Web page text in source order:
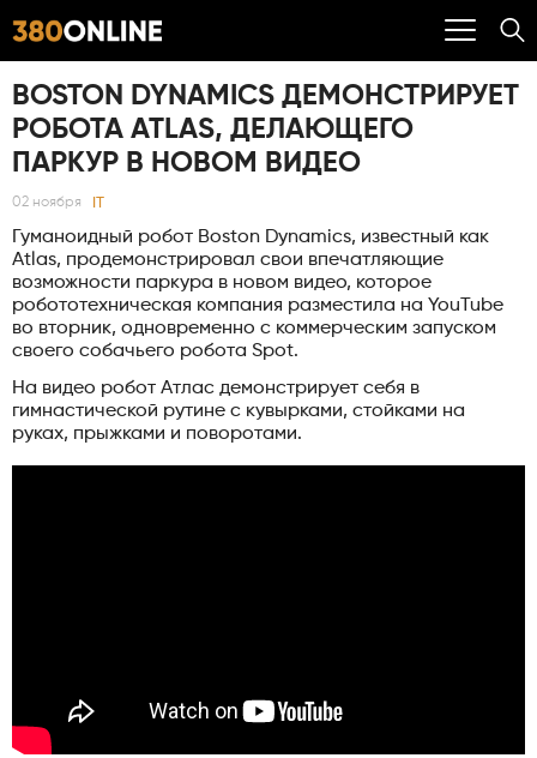
BOSTON DYNAMICS ДЕМОНСТРИРУЕТ
РОБОТА ATLAS, ДЕЛАЮЩЕГО
ПАРКУР В НОВОМ ВИДЕО
02 ноября IT
Гуманоидный робот Boston Dynamics, известный как
Atlas, продемонстрировал свои впечатляющие
возможности паркура в новом видео, которое
робототехническая компания разместила на YouTube
во вторник, одновременно с коммерческим запуском
своего собачьего робота Spot.
На видео робот Атлас демонстрирует себя в
гимнастической рутине с кувырками, стойками на
руках, прыжками и поворотами.